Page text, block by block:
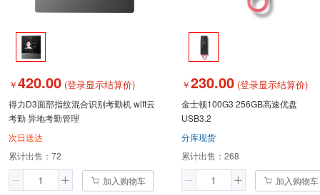
￥420.00 (登录显示结算价)
得力D3面部指纹混合识别考勤机 wift云
考勤 异地考勤管理
次日送达
累计出售： 72
加入购物车
￥230.00 (登录显示结算价)
金士顿100G3 256GB高速优盘
USB3.2
分库现货
累计出售： 268
加入购物车